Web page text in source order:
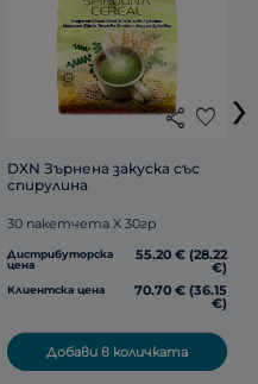
share favorite
DXN Зърнена закуска със
спирулина
30 пакетчета X 30гр
Дистрибуторска
цена
55.20 € (28.22
€)
Клиентска цена 70.70 € (36.15
€)
Добави в количката
›